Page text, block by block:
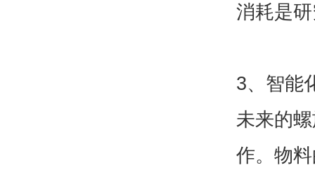
消耗是
3、智能
未来的
作。物